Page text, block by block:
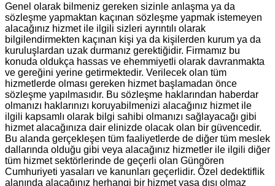
Genel olarak bilmeniz gereken sizinle anlaşma ya da
sözleşme yapmaktan kaçınan sözleşme yapmak istemeyen
alacağınız hizmet ile ilgili sizleri ayrıntılı olarak
bilgilendirmekten kaçınan kişi ya da kişilerden kurum ya da
kuruluşlardan uzak durmanız gerektiğidir. Firmamız bu
konuda oldukça hassas ve ehemmiyetli olarak davranmakta
ve gereğini yerine getirmektedir. Verilecek olan tüm
hizmetlerde olması gereken hizmet başlamadan önce
sözleşme yapılmasıdır. Bu sözleşme haklarından haberdar
olmanızı haklarınızı koruyabilmenizi alacağınız hizmet ile
ilgili kapsamlı olarak bilgi sahibi olmanızı sağlayacağı gibi
hizmet alacağınıza dair elinizde olacak olan bir güvencedir.
Bu alanda gerçekleşen tüm faaliyetlerde de diğer tüm meslek
dallarında olduğu gibi veya alacağınız hizmetler ile ilgili diğer
tüm hizmet sektörlerinde de geçerli olan Güngören
Cumhuriyeti yasaları ve kanunları geçerlidir. Özel dedektiflik
alanında alacağınız herhangi bir hizmet yasa dışı olmaz